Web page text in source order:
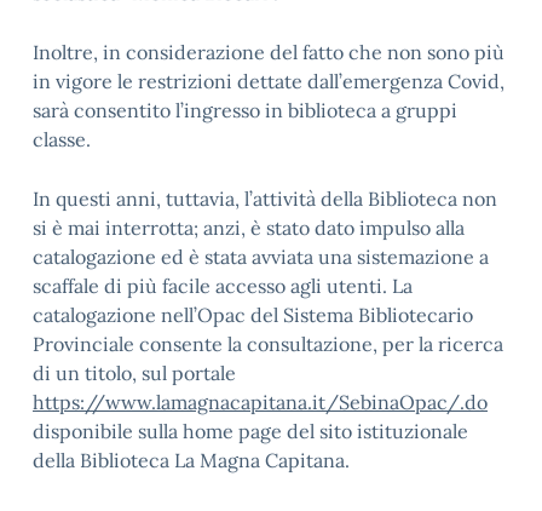
Inoltre, in considerazione del fatto che non sono più
in vigore le restrizioni dettate dall’emergenza Covid,
sarà consentito l’ingresso in biblioteca a gruppi
classe.
In questi anni, tuttavia, l’attività della Biblioteca non
si è mai interrotta; anzi, è stato dato impulso alla
catalogazione ed è stata avviata una sistemazione a
scaffale di più facile accesso agli utenti. La
catalogazione nell’Opac del Sistema Bibliotecario
Provinciale consente la consultazione, per la ricerca
di un titolo, sul portale
https://www.lamagnacapitana.it/SebinaOpac/.do
disponibile sulla home page del sito istituzionale
della Biblioteca La Magna Capitana.